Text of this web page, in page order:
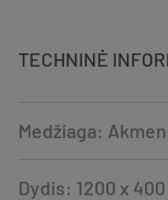
TECHNINĖ
Medžiaga:
Dydis: 1200 x 400